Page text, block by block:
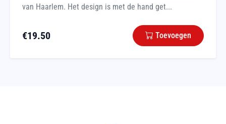
van Haarlem. Het design is met de hand get...
€19.50 Toevoegen